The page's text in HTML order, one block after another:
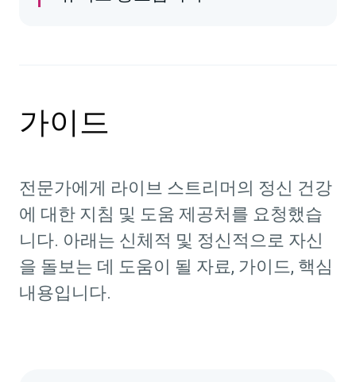
가이드
전문가에게 라이브 스트리머의 정신 건강
에 대한 지침 및 도움 제공처를 요청했습
니다. 아래는 신체적 및 정신적으로 자신
을 돌보는 데 도움이 될 자료, 가이드, 핵심
내용입니다.